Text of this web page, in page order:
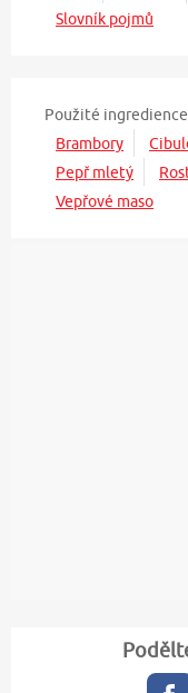
Slovník pojmů
Použité
Brambory
Pepř mletý
Vepřové maso